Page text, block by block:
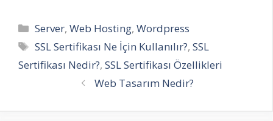
Kategoriler
Server,Web Hosting,Wordpress
Etiketler
SSL Sertifikası Ne İçin Kullanılır?,SSL
Sertifikası Nedir?, SSL Sertifikası Özellikleri
Web Tasarım Nedir?